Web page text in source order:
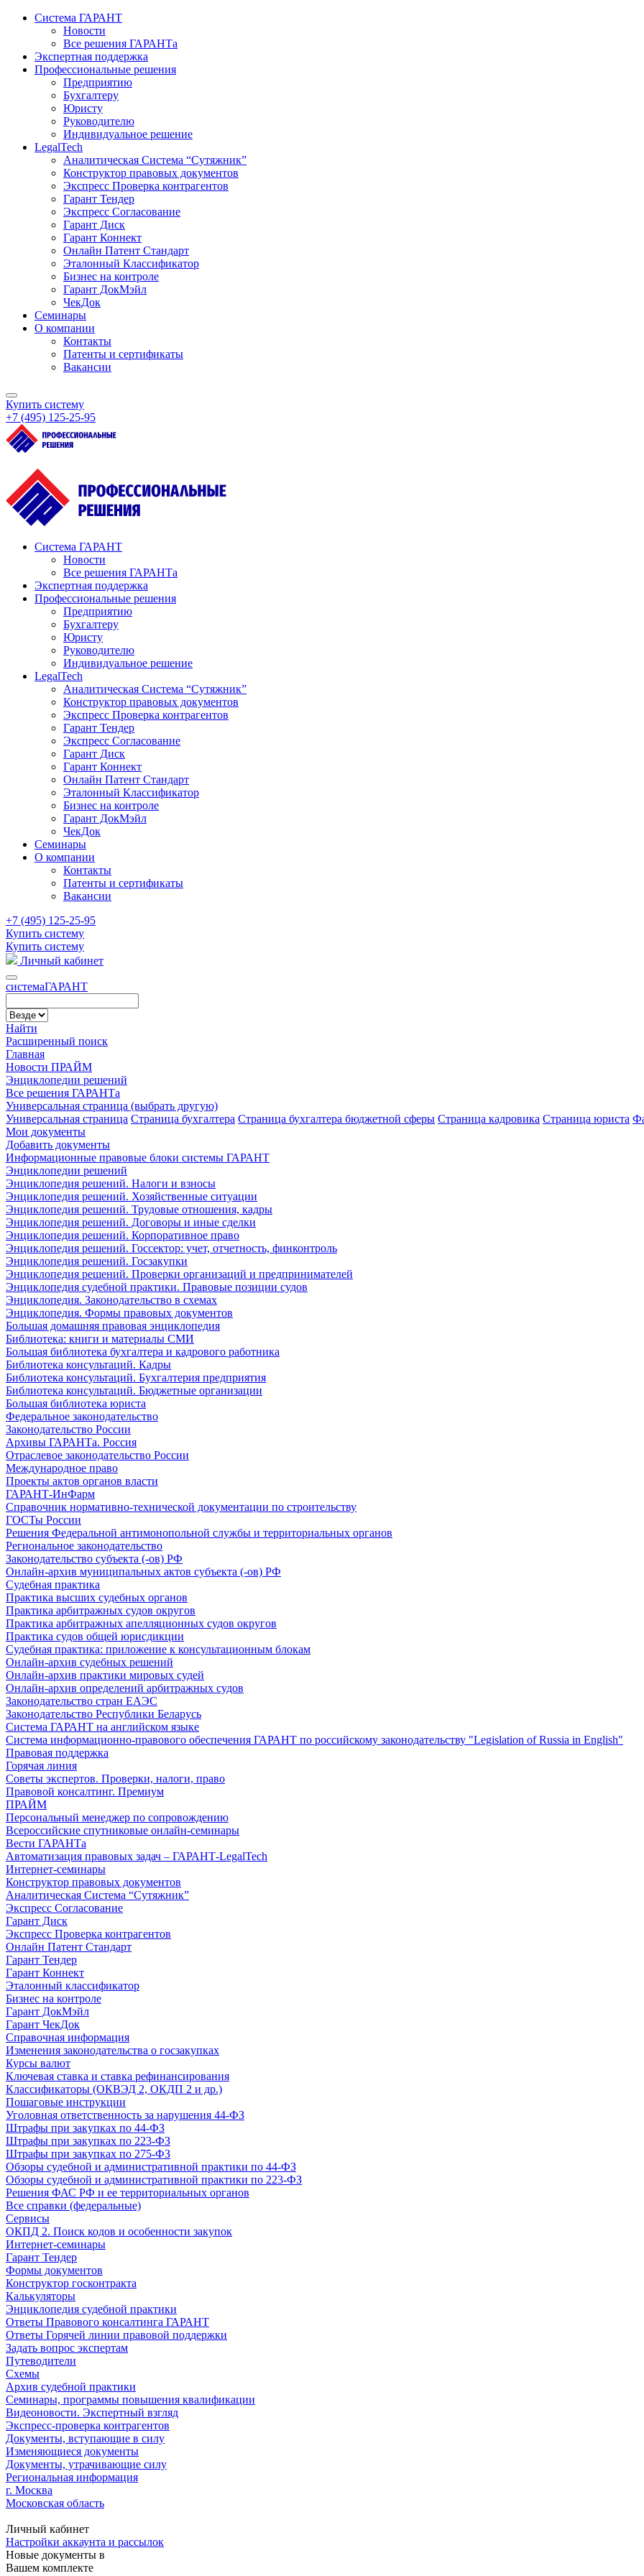
Система ГАРАНТ
Новости
Все решения ГАРАНТа
Экспертная поддержка
Профессиональные решения
Предприятию
Бухгалтеру
Юристу
Руководителю
Индивидуальное решение
LegalTech
Аналитическая Система “Сутяжник”
Конструктор правовых документов
Экспресс Проверка контрагентов
Гарант Тендер
Экспресс Согласование
Гарант Диск
Гарант Коннект
Онлайн Патент Стандарт
Эталонный Классификатор
Бизнес на контроле
Гарант ДокМэйл
ЧекДок
Семинары
О компании
Контакты
Патенты и сертификаты
Вакансии
Купить систему
+7 (495) 125‑25‑95
Система ГАРАНТ
Новости
Все решения ГАРАНТа
Экспертная поддержка
Профессиональные решения
Предприятию
Бухгалтеру
Юристу
Руководителю
Индивидуальное решение
LegalTech
Аналитическая Система “Сутяжник”
Конструктор правовых документов
Экспресс Проверка контрагентов
Гарант Тендер
Экспресс Согласование
Гарант Диск
Гарант Коннект
Онлайн Патент Стандарт
Эталонный Классификатор
Бизнес на контроле
Гарант ДокМэйл
ЧекДок
Семинары
О компании
Контакты
Патенты и сертификаты
Вакансии
+7 (495) 125-25-95
Купить систему
Купить систему
Личный кабинет
cистемаГАРАНТ
Найти
Расширенный поиск
Главная
Новости ПРАЙМ
Энциклопедии решений
Все решения ГАРАНТа
Универсальная страница (выбрать другую)
Универсальная страница Страница бухгалтера Страница бухгалтера бюджетной сферы Страница кадровика Страница юриста
Мои документы
Добавить документы
Информационные правовые блоки системы ГАРАНТ
Энциклопедии решений
Энциклопедия решений. Налоги и взносы
Энциклопедия решений. Хозяйственные ситуации
Энциклопедия решений. Трудовые отношения, кадры
Энциклопедия решений. Договоры и иные сделки
Энциклопедия решений. Корпоративное право
Энциклопедия решений. Госсектор: учет, отчетность, финконтроль
Энциклопедия решений. Госзакупки
Энциклопедия решений. Проверки организаций и предпринимателей
Энциклопедия судебной практики. Правовые позиции судов
Энциклопедия. Законодательство в схемах
Энциклопедия. Формы правовых документов
Большая домашняя правовая энциклопедия
Библиотека: книги и материалы СМИ
Большая библиотека бухгалтера и кадрового работника
Библиотека консультаций. Кадры
Библиотека консультаций. Бухгалтерия предприятия
Библиотека консультаций. Бюджетные организации
Большая библиотека юриста
Федеральное законодательство
Законодательство России
Архивы ГАРАНТа. Россия
Отраслевое законодательство России
Международное право
Проекты актов органов власти
ГАРАНТ-ИнФарм
Справочник нормативно-технической документации по строительству
ГОСТы России
Решения Федеральной антимонопольной службы и территориальных органов
Региональное законодательство
Законодательство субъекта (-ов) РФ
Онлайн-архив муниципальных актов субъекта (-ов) РФ
Судебная практика
Практика высших судебных органов
Практика арбитражных судов округов
Практика арбитражных апелляционных судов округов
Практика судов общей юрисдикции
Судебная практика: приложение к консультационным блокам
Онлайн-архив судебных решений
Онлайн-архив практики мировых судей
Онлайн-архив определений арбитражных судов
Законодательство стран ЕАЭС
Законодательство Республики Беларусь
Система ГАРАНТ на английском языке
Система информационно-правового обеспечения ГАРАНТ по российскому законодательству "Legislation of Russia in English"
Правовая поддержка
Горячая линия
Советы экспертов. Проверки, налоги, право
Правовой консалтинг. Премиум
ПРАЙМ
Персональный менеджер по сопровождению
Всероссийские спутниковые онлайн-семинары
Вести ГАРАНТа
Автоматизация правовых задач – ГАРАНТ-LegalTech
Интернет-семинары
Конструктор правовых документов
Аналитическая Система “Сутяжник”
Экспресс Согласование
Гарант Диск
Экспресс Проверка контрагентов
Онлайн Патент Стандарт
Гарант Тендер
Гарант Коннект
Эталонный классификатор
Бизнес на контроле
Гарант ДокМэйл
Гарант ЧекДок
Справочная информация
Изменения законодательства о госзакупках
Курсы валют
Ключевая ставка и ставка рефинансирования
Классификаторы (ОКВЭД 2, ОКДП 2 и др.)
Пошаговые инструкции
Уголовная ответственность за нарушения 44-ФЗ
Штрафы при закупках по 44-ФЗ
Штрафы при закупках по 223-ФЗ
Штрафы при закупках по 275-ФЗ
Обзоры судебной и административной практики по 44-ФЗ
Обзоры судебной и административной практики по 223-ФЗ
Решения ФАС РФ и ее территориальных органов
Все справки (федеральные)
Сервисы
ОКПД 2. Поиск кодов и особенности закупок
Интернет-семинары
Гарант Тендер
Формы документов
Конструктор госконтракта
Калькуляторы
Энциклопедия судебной практики
Ответы Правового консалтинга ГАРАНТ
Ответы Горячей линии правовой поддержки
Задать вопрос экспертам
Путеводители
Схемы
Архив судебной практики
Семинары, программы повышения квалификации
Видеоновости. Экспертный взгляд
Экспресс-проверка контрагентов
Документы, вступающие в силу
Изменяющиеся документы
Документы, утрачивающие силу
Региональная информация
г. Москва
Московская область
Личный кабинет
Настройки аккаунта и рассылок
Новые документы в
Вашем комплекте